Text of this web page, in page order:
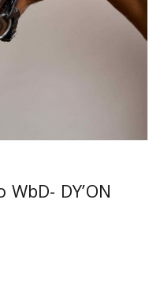
DY’ON